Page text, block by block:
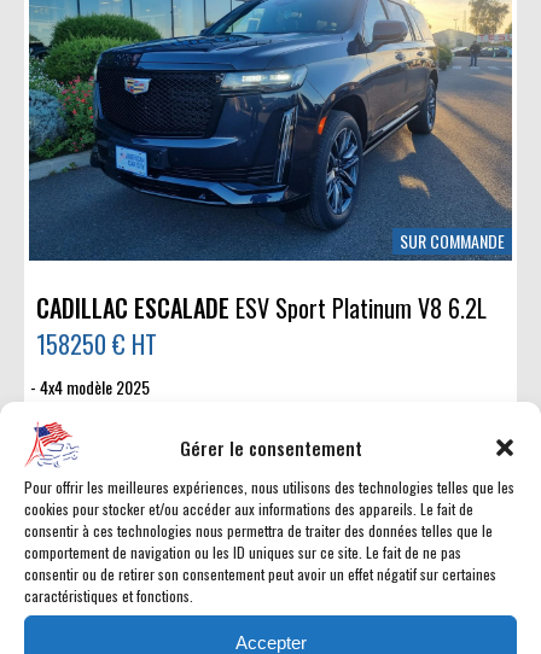
Gérer le consentement
Pour offrir les meilleures expériences, nous utilisons des technologies telles que les
cookies pour stocker et/ou accéder aux informations des appareils. Le fait de
consentir à ces technologies nous permettra de traiter des données telles que le
comportement de navigation ou les ID uniques sur ce site. Le fait de ne pas
consentir ou de retirer son consentement peut avoir un effet négatif sur certaines
caractéristiques et fonctions.
Accepter
SUR COMMANDE
CADILLAC ESCALADE ESV Sport Platinum V8 6.2L
158250 € HT
4x4 modèle 2025
Boîte auto 10 vitesses
500 km
Stock #9995890
Photos non contractuelles